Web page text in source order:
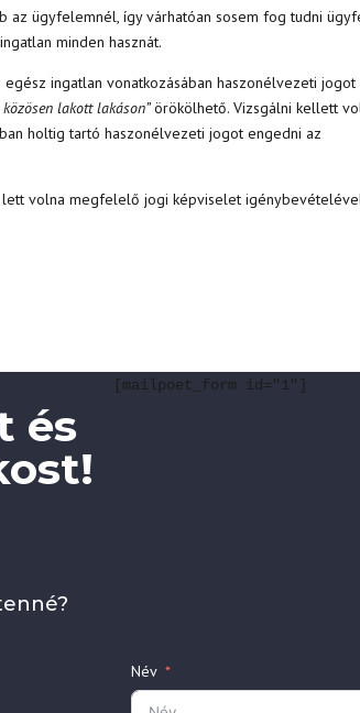
ügyfelemnél, így várhatóan sosem fog tudni
minden hasznát.
ingatlan vonatkozásában haszonélvezeti jogot
közösen lakott lakáson”örökölhető. Vizsgálni kellett
holtig tartó haszonélvezeti jogot engedni az
lett volna megfelelő jogi képviselet
és
[mailpoet_form id="1"]
Név